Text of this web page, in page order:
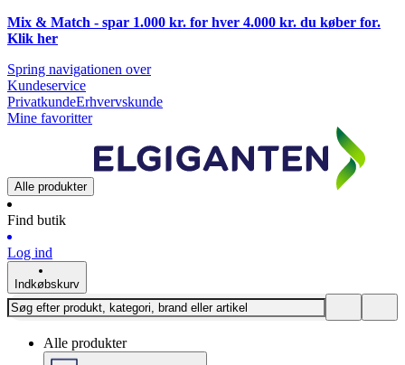
Mix & Match - spar 1.000 kr. for hver 4.000 kr. du køber for.
Klik her
Spring navigationen over
Kundeservice
PrivatkundeErhvervskunde
Mine favoritter
Alle produkter
Find butik
Log ind
Indkøbskurv
Alle produkter